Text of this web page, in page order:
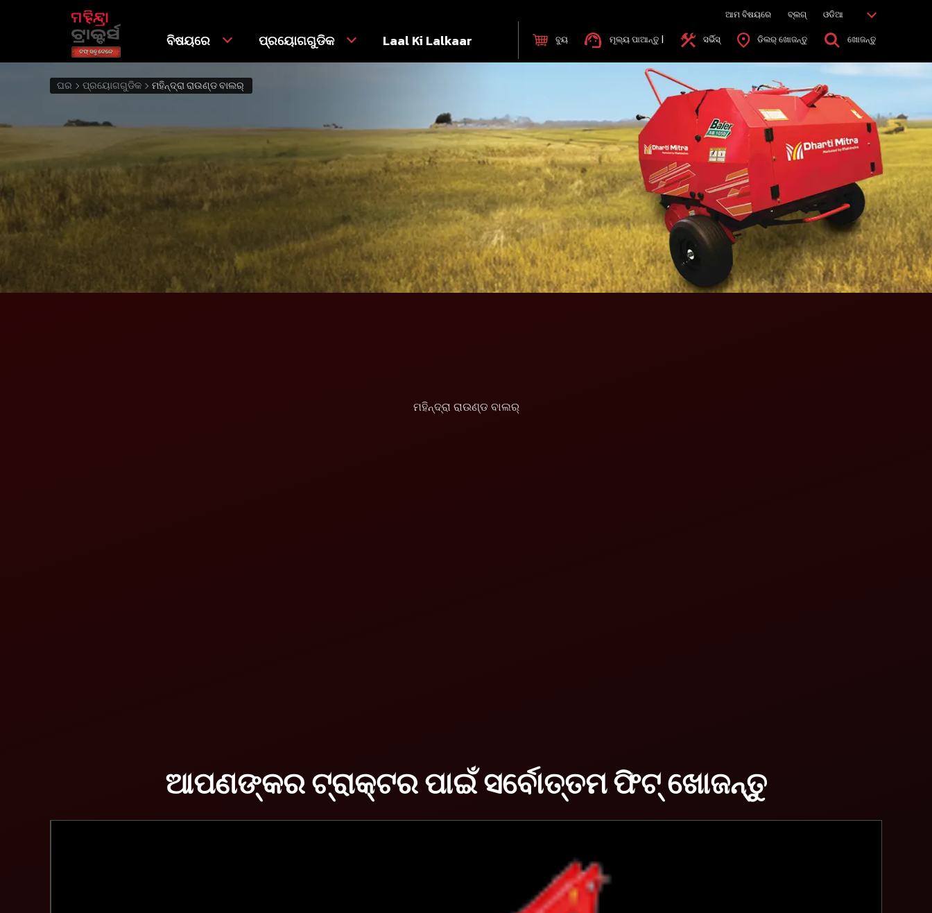
ଆମ ବିଷୟରେ ବ୍ଲଗ୍ ଓଡିଆ
ବିଷୟରେ ପ୍ରୟୋଗଗୁଡିକ Laal Ki Lalkaar ବୁୟ ମୂଲ୍ୟ ପାଆନ୍ତୁ | ସର୍ଭିସ୍ ଡିଲର୍ ଖୋଜନ୍ତୁ ଖୋଜନ୍ତୁ
ଘର ପ୍ରୟୋଗଗୁଡିକ ମହିନ୍ଦ୍ରା ରାଉଣ୍ଡ ବାଲର୍
ମହିନ୍ଦ୍ରା ରାଉଣ୍ଡ ବାଲର୍
ଆପଣଙ୍କର ଟ୍ରାକ୍ଟର ପାଇଁ ସର୍ବୋତ୍ତମ ଫିଟ୍ ଖୋଜନ୍ତୁ